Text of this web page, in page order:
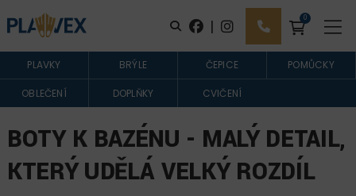
| 0
PLAVKY BRÝLE ČEPICE POMŮCKY
OBLEČENÍ DOPLŇKY CVIČENÍ
BOTY K BAZÉNU - MALÝ DETAIL,
KTERÝ UDĚLÁ VELKÝ ROZDÍL